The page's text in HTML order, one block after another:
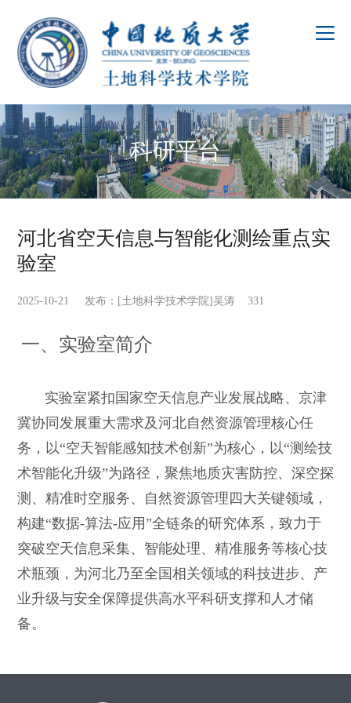
科研平台
河北省空天信息与智能化测绘重点实
验室
2025-10-21 发布：[土地科学技术学院]吴涛 331
一、实验室简介
实验室紧扣国家空天信息产业发展战略、京津
冀协同发展重大需求及河北自然资源管理核心任
务，以“空天智能感知技术创新”为核心，以“测绘技
术智能化升级”为路径，聚焦地质灾害防控、深空探
测、精准时空服务、自然资源管理四大关键领域，
构建“数据-算法-应用”全链条的研究体系，致力于
突破空天信息采集、智能处理、精准服务等核心技
术瓶颈，为河北乃至全国相关领域的科技进步、产
业升级与安全保障提供高水平科研支撑和人才储
备。